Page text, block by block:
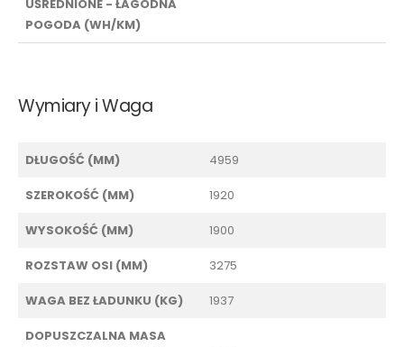
UŚREDNIONE - ŁAGODNA
POGODA (WH/KM)
Wymiary i Waga
DŁUGOŚĆ (MM) 4959
SZEROKOŚĆ (MM) 1920
WYSOKOŚĆ (MM) 1900
ROZSTAW OSI (MM) 3275
WAGA BEZ ŁADUNKU (KG) 1937
DOPUSZCZALNA MASA